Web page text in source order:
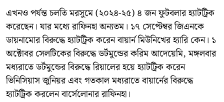
এখনও পর্যন্ত চলতি মরসুমে (২০২৪-২৫) ৪ জন ফুটবলার হ্যাটট্রিক
করেছেন। যার মধ্যে রাফিনহা অন্যতম। ১৭ সেপ্টেম্বর জিএনকে
ডায়নামোর বিরুদ্ধে হ্যাটট্রিক করেন বায়ার্ন মিউনিখের হ্যারি কেন। ১
অক্টোবর সেলটিকের বিরুদ্ধে ডর্টমুন্ডের করিম আদেয়েমি, মঙ্গলবার
মধ্যরাতে ডর্টমুন্ডের বিরুদ্ধে রিয়ালের হয়ে হ্যাটট্রিক করেন
ভিনিসিয়াস জুনিয়র এবং গতকাল মধ্যরাতে বায়ার্নের বিরুদ্ধে
হ্যাটট্রিক করলেন বার্সেলোনার রাফিনহা।